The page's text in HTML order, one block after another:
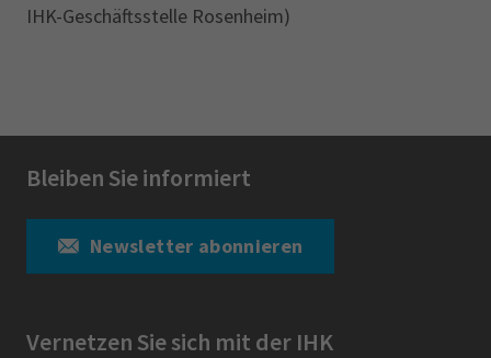
IHK-Geschäftsstelle Rosenheim)
Bleiben Sie informiert
Newsletter abonnieren
Vernetzen Sie sich mit der IHK